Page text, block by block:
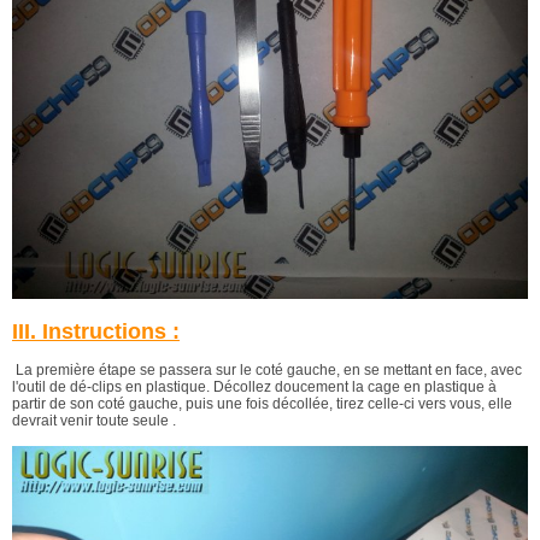
III. Instructions :
La première étape se passera sur le coté gauche, en se mettant en face, avec
l'outil de dé-clips en plastique. Décollez doucement la cage en plastique à
partir de son coté gauche, puis une fois décollée, tirez celle-ci vers vous, elle
devrait venir toute seule .